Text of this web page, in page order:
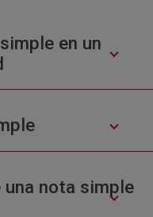
en un
una nota simple